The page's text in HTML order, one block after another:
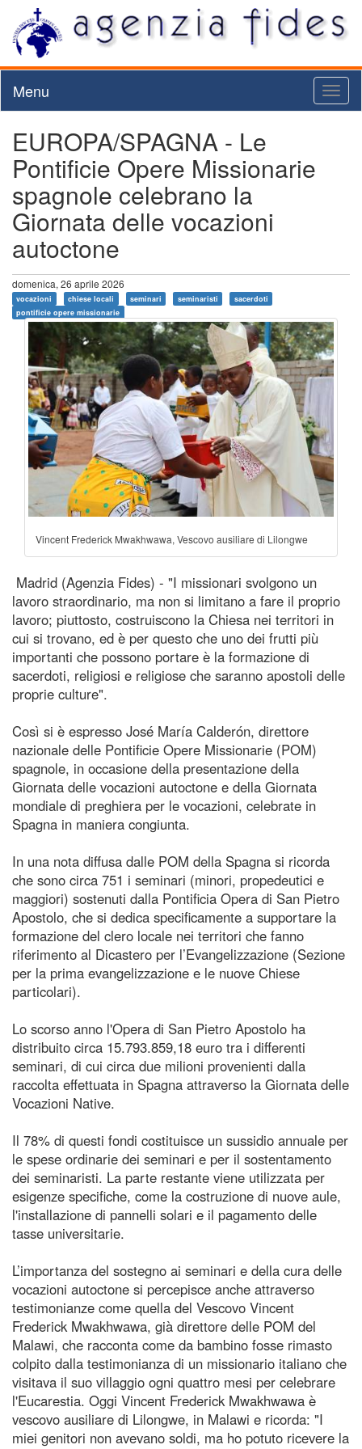
Menu
EUROPA/SPAGNA - Le
Pontificie Opere Missionarie
spagnole celebrano la
Giornata delle vocazioni
autoctone
domenica, 26 aprile 2026
vocazioni chiese locali seminari seminaristi
sacerdoti
pontificie opere missionarie
Vincent Frederick Mwakhwawa, Vescovo ausiliare di Lilongwe
Madrid (Agenzia Fides) - "I missionari svolgono un
lavoro straordinario, ma non si limitano a fare il proprio
lavoro; piuttosto, costruiscono la Chiesa nei territori in
cui si trovano, ed è per questo che uno dei frutti più
importanti che possono portare è la formazione di
sacerdoti, religiosi e religiose che saranno apostoli delle
proprie culture".
Così si è espresso José María Calderón, direttore
nazionale delle Pontificie Opere Missionarie (POM)
spagnole, in occasione della presentazione della
Giornata delle vocazioni autoctone e della Giornata
mondiale di preghiera per le vocazioni, celebrate in
Spagna in maniera congiunta.
In una nota diffusa dalle POM della Spagna si ricorda
che sono circa 751 i seminari (minori, propedeutici e
maggiori) sostenuti dalla Pontificia Opera di San Pietro
Apostolo, che si dedica specificamente a supportare la
formazione del clero locale nei territori che fanno
riferimento al Dicastero per l’Evangelizzazione (Sezione
per la prima evangelizzazione e le nuove Chiese
particolari).
Lo scorso anno l'Opera di San Pietro Apostolo ha
distribuito circa 15.793.859,18 euro tra i differenti
seminari, di cui circa due milioni provenienti dalla
raccolta effettuata in Spagna attraverso la Giornata delle
Vocazioni Native.
Il 78% di questi fondi costituisce un sussidio annuale per
le spese ordinarie dei seminari e per il sostentamento
dei seminaristi. La parte restante viene utilizzata per
esigenze specifiche, come la costruzione di nuove aule,
l'installazione di pannelli solari e il pagamento delle
tasse universitarie.
L’importanza del sostegno ai seminari e della cura delle
vocazioni autoctone si percepisce anche attraverso
testimonianze come quella del Vescovo Vincent
Frederick Mwakhwawa, già direttore delle POM del
Malawi, che racconta come da bambino fosse rimasto
colpito dalla testimonianza di un missionario italiano che
visitava il suo villaggio ogni quattro mesi per celebrare
l'Eucarestia. Oggi Vincent Frederick Mwakhwawa è
vescovo ausiliare di Lilongwe, in Malawi e ricorda: "I
miei genitori non avevano soldi, ma ho potuto ricevere la